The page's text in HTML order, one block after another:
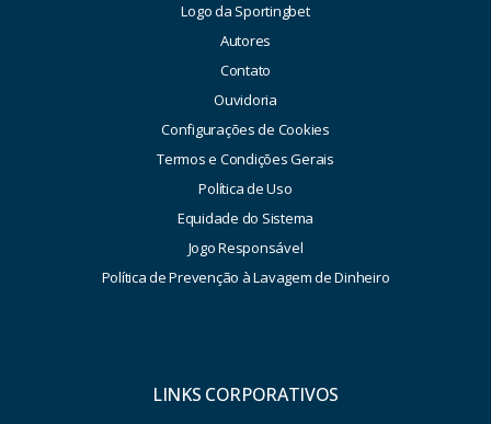
Logo da Sportingbet
Autores
Contato
Ouvidoria
Configurações de Cookies
Termos e Condições Gerais
Política de Uso
Equidade do Sistema
Jogo Responsável
Política de Prevenção à Lavagem de Dinheiro
LINKS CORPORATIVOS